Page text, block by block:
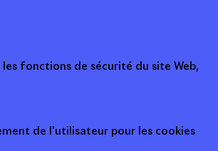
fonctions de sécurité du site Web,
de l'utilisateur pour les cookies